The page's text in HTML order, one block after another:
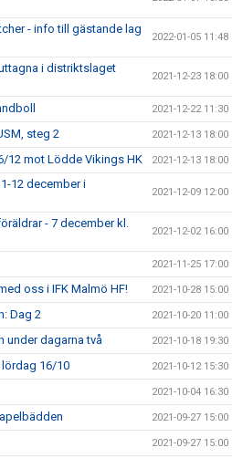
- info till gästande lag
2022-01-05 11:48
i distriktslaget
2021-12-23 18:00
2021-12-22 11:30
steg 2 2021-12-13 18:00
12 mot Lödde Vikings HK 2021-12-13 18:00
12 december i
2021-12-09 12:00
- 7 december kl.
2021-12-02 16:00
2021-11-25 17:00
oss i IFK Malmö HF! 2021-10-28 15:00
Dag 2 2021-10-20 11:00
dagarna två 2021-10-18 19:30
16/10 2021-10-12 15:30
2021-10-04 16:30
2021-09-27 15:00
2021-09-27 15:00